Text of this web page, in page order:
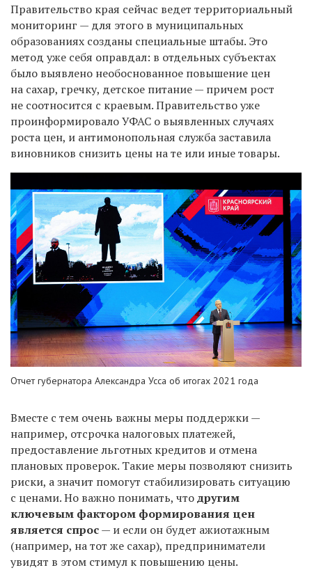
Правительство края сейчас ведет территориальный
мониторинг — для этого в муниципальных
образованиях созданы специальные штабы. Это
метод уже себя оправдал: в отдельных субъектах
было выявлено необоснованное повышение цен
на сахар, гречку, детское питание — причем рост
не соотносится с краевым. Правительство уже
проинформировало УФАС о выявленных случаях
роста цен, и антимонопольная служба заставила
виновников снизить цены на те или иные товары.
Отчет губернатора Александра Усса об итогах 2021 года
Вместе с тем очень важны меры поддержки —
например, отсрочка налоговых платежей,
предоставление льготных кредитов и отмена
плановых проверок. Такие меры позволяют снизить
риски, а значит помогут стабилизировать ситуацию
с ценами. Но важно понимать, чтодругим
ключевым фактором формирования цен
является спрос— и если он будет ажиотажным
(например, на тот же сахар), предприниматели
увидят в этом стимул к повышению цены.